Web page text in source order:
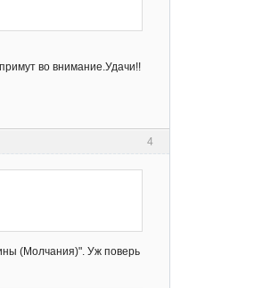
во внимание.Удачи!!
4
(Молчания)". Уж поверь